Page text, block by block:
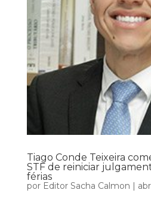
Tiago Conde Teixeira
STF de reiniciar
férias
por Editor Sacha Calmon |